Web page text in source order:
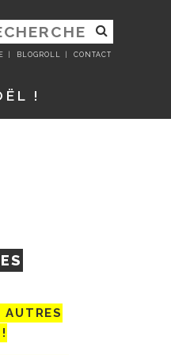
BLOGROLL CONTACT
!